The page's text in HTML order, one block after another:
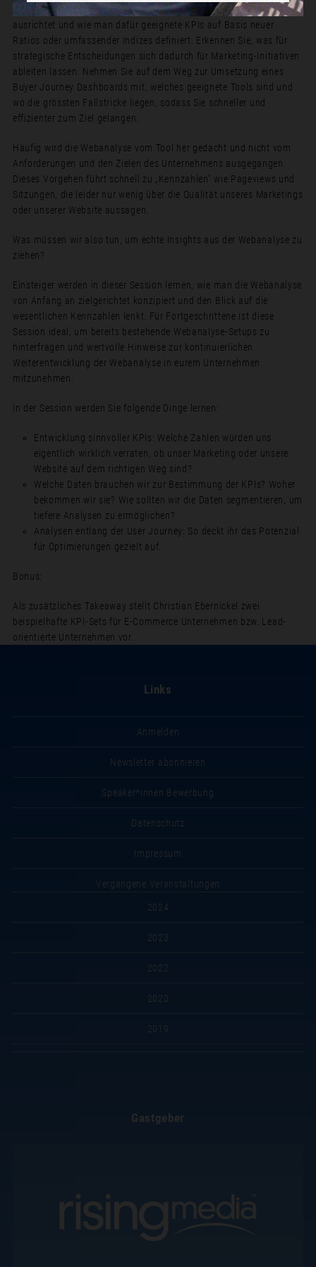
Erfahren Sie, wie man Marketing-Dashboards auf die Buyer Journey
ausrichtet und wie man dafür geeignete KPIs auf Basis neuer
Ratios oder umfassender Indizes definiert. Erkennen Sie, was für
strategische Entscheidungen sich dadurch für Marketing-Initiativen
ableiten lassen. Nehmen Sie auf dem Weg zur Umsetzung eines
Buyer Journey Dashboards mit, welches geeignete Tools sind und
wo die grössten Fallstricke liegen, sodass Sie schneller und
effizienter zum Ziel gelangen.
Häufig wird die Webanalyse vom Tool her gedacht und nicht vom
Anforderungen und den Zielen des Unternehmens ausgegangen.
Dieses Vorgehen führt schnell zu „Kennzahlen“ wie Pageviews und
Sitzungen, die leider nur wenig über die Qualität unseres Marketings
oder unserer Website aussagen.
Was müssen wir also tun, um echte Insights aus der Webanalyse zu
ziehen?
Einsteiger werden in dieser Session lernen, wie man die Webanalyse
von Anfang an zielgerichtet konzipiert und den Blick auf die
wesentlichen Kennzahlen lenkt. Für Fortgeschrittene ist diese
Session ideal, um bereits bestehende Webanalyse-Setups zu
hinterfragen und wertvolle Hinweise zur kontinuierlichen
Weiterentwicklung der Webanalyse in eurem Unternehmen
mitzunehmen.
In der Session werden Sie folgende Dinge lernen:
Entwicklung sinnvoller KPIs: Welche Zahlen würden uns
eigentlich wirklich verraten, ob unser Marketing oder unsere
Website auf dem richtigen Weg sind?
Welche Daten brauchen wir zur Bestimmung der KPIs? Woher
bekommen wir sie? Wie sollten wir die Daten segmentieren, um
tiefere Analysen zu ermöglichen?
Analysen entlang der User Journey: So deckt ihr das Potenzial
für Optimierungen gezielt auf.
Bonus:
Als zusätzliches Takeaway stellt Christian Ebernickel zwei
beispielhafte KPI-Sets für E-Commerce Unternehmen bzw. Lead-
orientierte Unternehmen vor.
Links
Anmelden
Newsletter abonnieren
Speaker*innen Bewerbung
Datenschutz
Impressum
Vergangene Veranstaltungen
2024
2023
2022
2020
2019
Gastgeber